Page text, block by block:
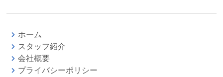
ホーム
スタッフ紹介
会社概要
プライバシーポリシー